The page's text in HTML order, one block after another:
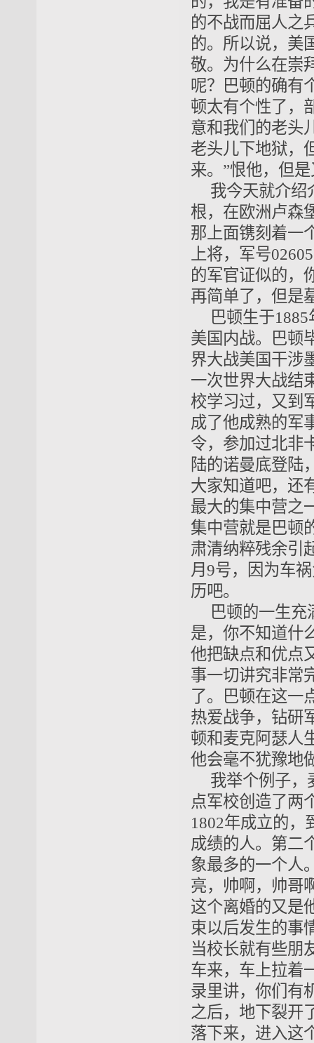
的不战而屈人之
的。所以说，美
敬。为什么在崇
呢？巴顿的确有
顿太有个性了，
意和我们的老头
老头儿下地狱，
来。”恨他，但
我今天就介绍
根，在欧洲卢森
那上面镌刻着一
上将，军号
的军官证似的，
再简单了，但是
巴顿生于
美国内战。巴顿
界大战美国干涉
一次世界大战结
校学习过，又到
成了他成熟的军
令，参加过北非
陆的诺曼底登陆
大家知道吧，还
最大的集中营之
集中营就是巴顿
肃清纳粹残余引
月9号，因为车
历吧。
巴顿的一生
是，你不知道什
他把缺点和优点
事一切讲究非常
了。巴顿在这一
热爱战争，钻研
顿和麦克阿瑟人
他会毫不犹豫地
我举个例子，
点军校创造了两
1802年成立的，
成绩的人。第二
象最多的一个人
亮，帅啊，帅哥
这个离婚的又是
束以后发生的事
当校长就有些朋
车来，车上拉着
录里讲，你们有
之后，地下裂开
落下来，进入这